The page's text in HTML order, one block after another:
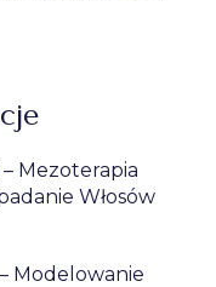
Mezoterapia
Włosów
Modelowanie